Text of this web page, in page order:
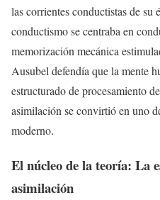
las corrientes conductistas de su
conductismo se centraba en
memorización mecánica
Ausubel defendía que la mente
estructurado de procesamiento
asimilación se convirtió en uno
moderno.
El núcleo de la teoría: La
asimilación